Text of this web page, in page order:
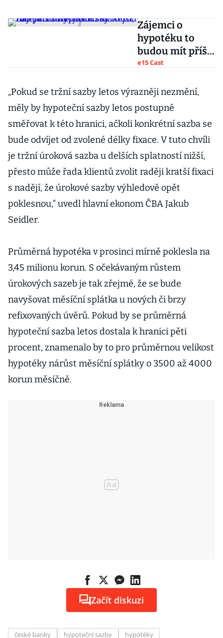
Zájemci o
hypotéku to
budou mít příští
rok ještě
Jaroslav
Bukovský
e15 Cast
„Pokud se tržní sazby letos výrazněji nezmění,
měly by hypoteční sazby letos postupně
směřovat k této hranici, ačkoli konkrétní sazba se
bude odvíjet od zvolené délky fixace. V tuto chvíli
je tržní úroková sazba u delších splatností nižší,
přesto může řada klientů zvolit raději kratší fixaci
s nadějí, že úrokové sazby výhledově opět
poklesnou,“ uvedl hlavní ekonom ČBA Jakub
Seidler.
Průměrná hypotéka v prosinci mírně poklesla na
3,45 milionu korun. S očekávaným růstem
úrokových sazeb je tak zřejmé, že se bude
navyšovat měsíční splátka u nových či brzy
refixovaných úvěrů. Pokud by se průměrná
hypoteční sazba letos dostala k hranici pěti
procent, znamenalo by to pro průměrnou velikost
hypotéky nárůst měsíční splátky o 3500 až 4000
korun měsíčně.
Začít diskuzi
české banky hypoteční sazby hypotéky